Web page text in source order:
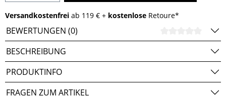
Versandkostenfrei ab 119 € + kostenlose Retoure*
BEWERTUNGEN (0)
BESCHREIBUNG
PRODUKTINFO
FRAGEN ZUM ARTIKEL